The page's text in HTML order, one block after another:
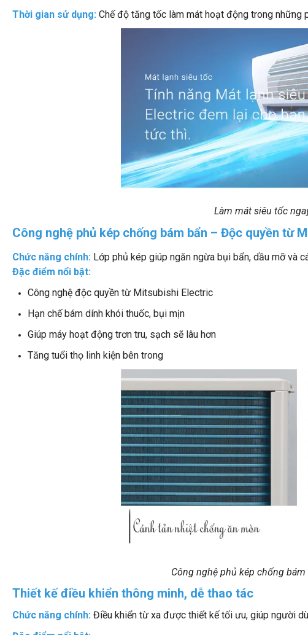
Thời gian sử dụng: Chế độ tăng tốc làm mát hoạt động trong những
Làm mát siêu tốc
Công nghệ phủ kép chống bám bẩn – Độc quyền từ
Chức năng chính: Lớp phủ kép giúp ngăn ngừa bụi bẩn, dầu mỡ và
Đặc điểm nổi bật:
Công nghệ độc quyền từ Mitsubishi Electric
Hạn chế bám dính khói thuốc, bụi mịn
Giúp máy hoạt động trơn tru, sạch sẽ lâu hơn
Tăng tuổi thọ linh kiện bên trong
Công nghệ phủ kép chống
Thiết kế điều khiển thông minh, dễ thao tác
Chức năng chính: Điều khiển từ xa được thiết kế tối ưu, giúp người